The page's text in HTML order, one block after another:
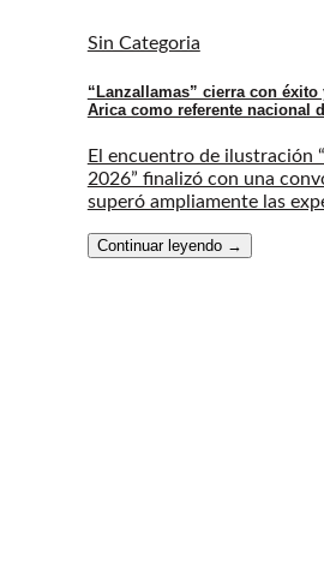
Sin Categoria
“Lanzallamas” cierra con
Arica como referente nacional
El encuentro de ilustración
2026” finalizó con una
superó ampliamente las
Continuar leyendo →